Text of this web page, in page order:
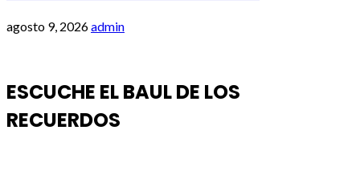
agosto 9, 2026admin
ESCUCHE EL BAUL DE LOS
RECUERDOS